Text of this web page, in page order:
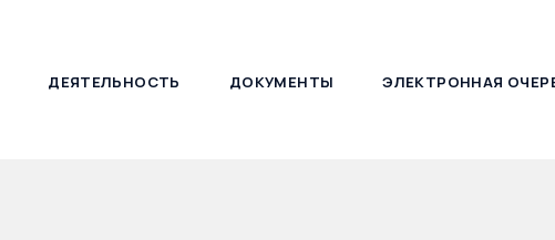
ДЕЯТЕЛЬНОСТЬ ДОКУМЕНТЫ ЭЛЕКТРОННАЯ